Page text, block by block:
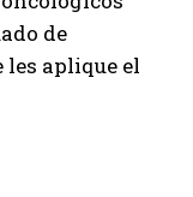
de
aplique el